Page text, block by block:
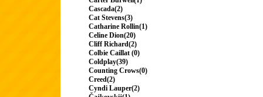
Cascada(2)
Cat Stevens(3)
Catharine Rollin(1)
Celine Dion(20)
Cliff Richard(2)
Colbie Caillat (0)
Coldplay(39)
Counting Crows(0)
Creed(2)
Cyndi Lauper(2)